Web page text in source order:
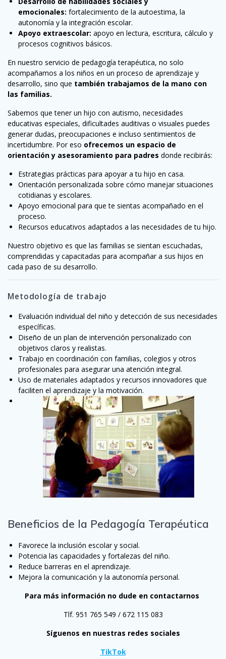
emocionales: fortalecimiento de la autoestima, la
autonomía y la integración escolar.
Apoyo extraescolar: apoyo en lectura, escritura, cálculo y
procesos cognitivos básicos.
En nuestro servicio de pedagogía terapéutica, no solo
acompañamos a los niños en un proceso de aprendizaje y
desarrollo, sino que también trabajamos de la mano con
las familias.
Sabemos que tener un hijo con autismo, necesidades
educativas especiales, dificultades auditivas o visuales puedes
generar dudas, preocupaciones e incluso sentimientos de
incertidumbre. Por eso ofrecemos un espacio de
orientación y asesoramiento para padres donde recibirás:
Estrategias prácticas para apoyar a tu hijo en casa.
Orientación personalizada sobre cómo manejar situaciones
cotidianas y escolares.
Apoyo emocional para que te sientas acompañado en el
proceso.
Recursos educativos adaptados a las necesidades de tu hijo.
Nuestro objetivo es que las familias se sientan escuchadas,
comprendidas y capacitadas para acompañar a sus hijos en
cada paso de su desarrollo.
Metodología de trabajo
Evaluación individual del niño y detección de sus necesidades
específicas.
Diseño de un plan de intervención personalizado con
objetivos claros y realistas.
Trabajo en coordinación con familias, colegios y otros
profesionales para asegurar una atención integral.
Uso de materiales adaptados y recursos innovadores que
faciliten el aprendizaje y la motivación.
Beneficios de la Pedagogía Terapéutica
Favorece la inclusión escolar y social.
Potencia las capacidades y fortalezas del niño.
Reduce barreras en el aprendizaje.
Mejora la comunicación y la autonomía personal.
Para más información no dude en contactarnos
Tlf. 951 765 549 / 672 115 083
Síguenos en nuestras redes sociales
TikTok